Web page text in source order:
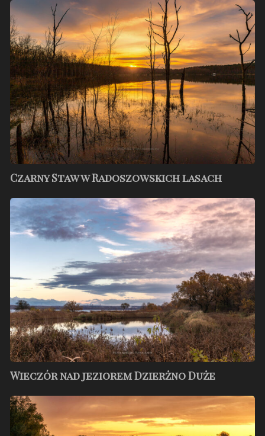
Czarny
Staw
w
Radoszowskich
lasach
Czarny Staw w Radoszowskich lasach
Wieczór
nad
jeziorem
Wieczór nad jeziorem Dzierżno Duże
Żabie
Doły
–